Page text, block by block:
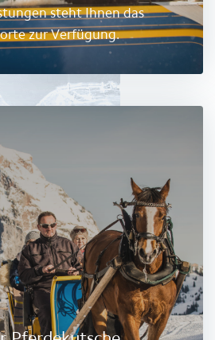
steht Ihnen das
zur Verfügung.